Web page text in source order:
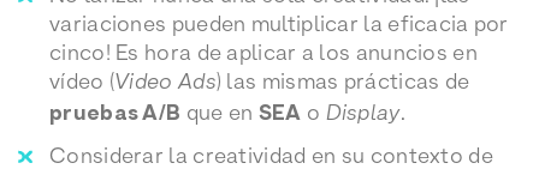
variaciones pueden multiplicar la eficacia por
cinco! Es hora de aplicar a los anuncios en
vídeo (Video Ads) las mismas prácticas de
pruebas A/B que en SEA o Display.
Considerar la creatividad en su contexto de